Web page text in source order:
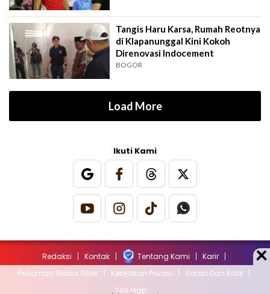
Tangis Haru Karsa, Rumah Reotnya
di Klapanunggal Kini Kokoh
Direnovasi Indocement
BOGOR
Load More
Ikuti Kami
Redaksi Kontak Tentang Kami
Karir
Pedoman Media Siber
Kebijakan Privasi
Saran Dan Kritik
Site Map